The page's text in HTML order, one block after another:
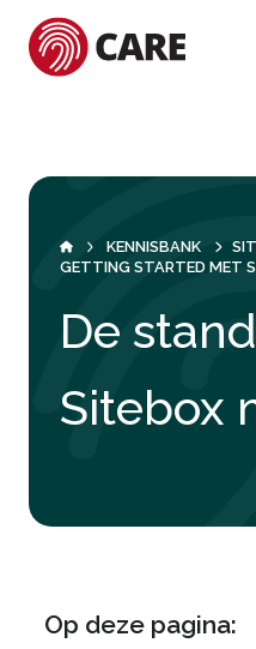
KENNISBANK
GETTING STARTED MET
De
Sitebox
Op deze pagina: